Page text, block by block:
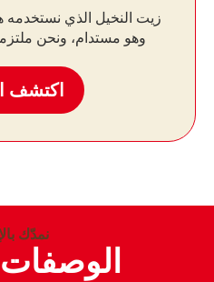
وهو مستدام، ونحن
اكتشف
نمدّك